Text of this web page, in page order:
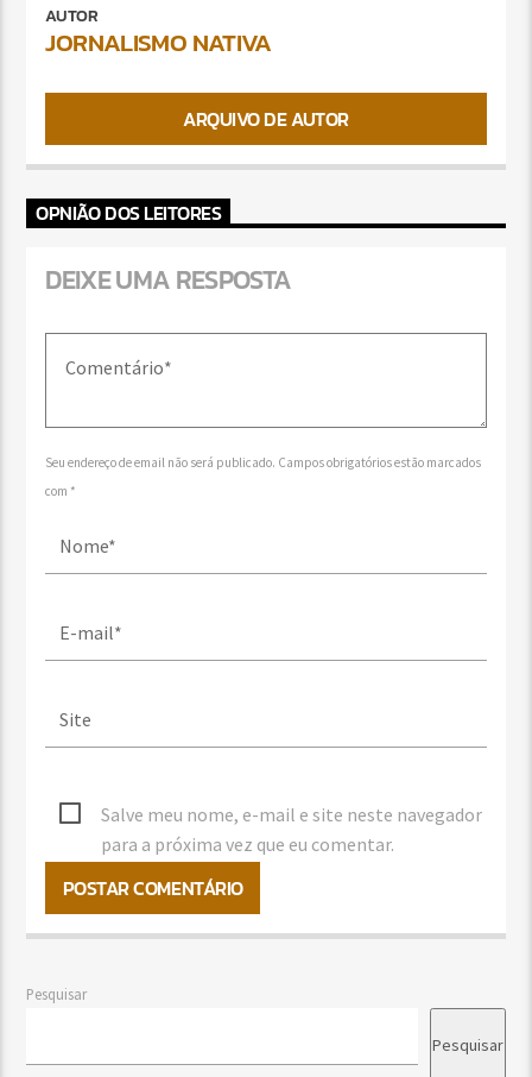
AUTOR
JORNALISMO NATIVA
ARQUIVO DE AUTOR
OPNIÃO DOS LEITORES
DEIXE UMA RESPOSTA
Seu endereço de email não será publicado. Campos obrigatórios estão marcados
com *
Salve meu nome, e-mail e site neste navegador
para a próxima vez que eu comentar.
Pesquisar
Pesquisar